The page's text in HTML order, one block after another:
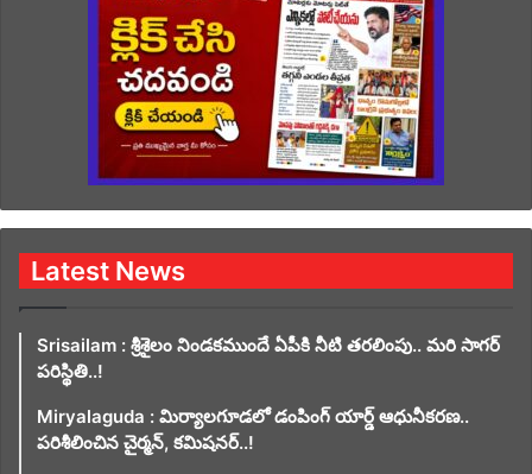
Latest News
Srisailam : శ్రీశైలం నిండకముందే ఏపీకి నీటి తరలింపు.. మరి సాగర్
పరిస్థితి..!
Miryalaguda : మిర్యాలగూడలో డంపింగ్ యార్డ్ ఆధునీకరణ..
పరిశీలించిన చైర్మన్, కమిషనర్..!